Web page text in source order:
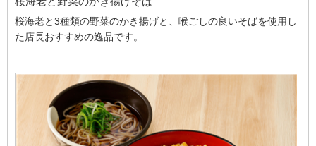
桜海老と3種類の野菜のかき揚げと、喉ごしの良いそばを使用し
た店長おすすめの逸品です。